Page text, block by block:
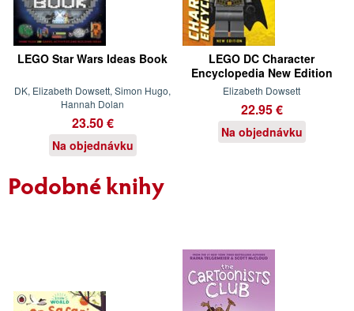
LEGO Star Wars Ideas Book
DK, Elizabeth Dowsett, Simon Hugo,
Hannah Dolan
23.50 €
Na objednávku
LEGO DC Character
Encyclopedia New Edition
Elizabeth Dowsett
22.95 €
Na objednávku
Podobné knihy